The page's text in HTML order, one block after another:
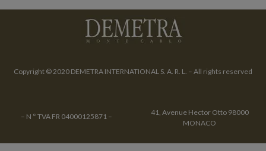
Copyright © 2020 DEMETRA INTERNATIONAL S. A. R. L. – All rights reserved
– N ° TVA FR 04000125871 –
41, Avenue Hector Otto 98000
MONACO